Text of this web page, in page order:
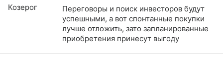
Козерог
Переговоры и поиск инвесторов будут
успешными, а вот спонтанные покупки
лучше отложить, зато запланированные
приобретения принесут выгоду